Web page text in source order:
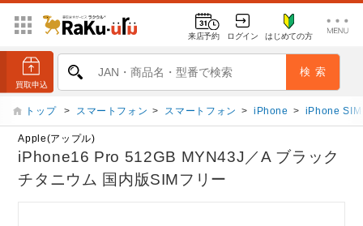
来店予約 ログイン はじめての方
トップ > スマートフォン > スマートフォン > iPhone > iPhone SIM
Apple(アップル)
iPhone16 Pro 512GB MYN43J／A ブラック
チタニウム 国内版SIMフリー